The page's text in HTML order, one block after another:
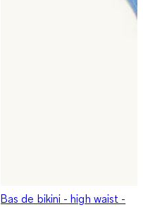
Bas de bikini - high waist -